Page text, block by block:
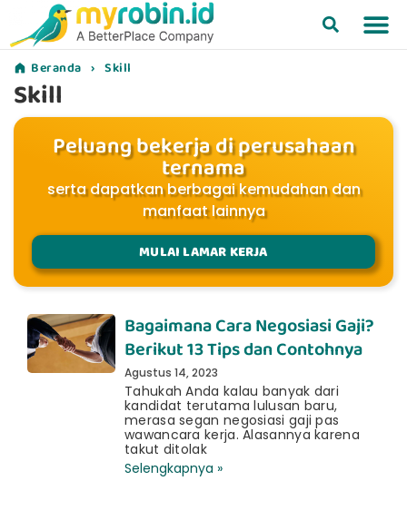
Beranda › Skill
Skill
Peluang bekerja di perusahaan
ternama
serta dapatkan berbagai kemudahan dan
manfaat lainnya
MULAI LAMAR KERJA
Bagaimana Cara Negosiasi Gaji?
Berikut 13 Tips dan Contohnya
Agustus 14, 2023
Tahukah Anda kalau banyak dari
kandidat terutama lulusan baru,
merasa segan negosiasi gaji pas
wawancara kerja. Alasannya karena
takut ditolak
Selengkapnya »